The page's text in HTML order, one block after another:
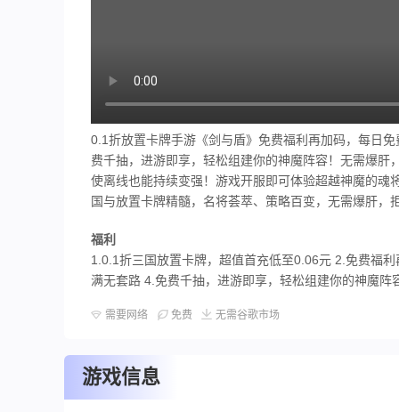
0.1折放置卡牌手游《剑与盾》免费福利再加码，每日
费千抽，进游即享，轻松组建你的神魔阵容！无需爆
使离线也能持续变强！游戏开服即可体验超越神魔的
国与放置卡牌精髓，名将荟萃、策略百变，无需爆肝
福利
1.0.1折三国放置卡牌，超值首充低至0.06元 2.免费福
满无套路 4.免费千抽，进游即享，轻松组建你的神魔
需要网络 免费 无需谷歌市场
游戏信息